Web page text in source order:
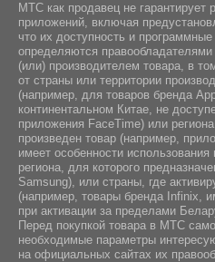
МТС как продавец не гарантирует
приложений, включая
что их доступность и программные
определяются
(или) производителем товара, в
от страны или территории
(например, для товаров бренда
континентальном Китае, не
приложения FaceTime) или
произведен товар (например,
имеет особенности использования
региона, для которого
Samsung), или страны, где
(например, товары бренда Infiniх,
при активации за пределами
Перед покупкой товара в МТС
необходимые параметры
на официальных сайтах их